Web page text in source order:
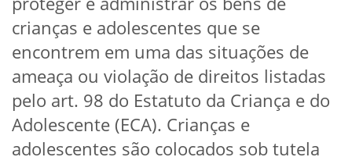
crianças e adolescentes que se
encontrem em uma das situações de
ameaça ou violação de direitos listadas
pelo art. 98 do Estatuto da Criança e do
Adolescente (ECA). Crianças e
adolescentes são colocados sob tutela